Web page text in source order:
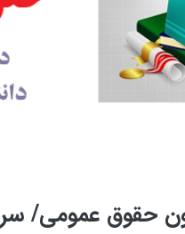
حقوق عمومی/